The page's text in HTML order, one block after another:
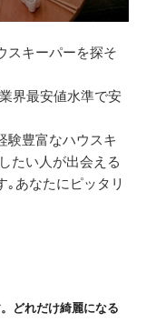
スキーパーを探そ
界最安値水準で安
験豊富なハウスキ
たい人が出会える
｡あなたにピッタリ
どれだけ綺麗になる